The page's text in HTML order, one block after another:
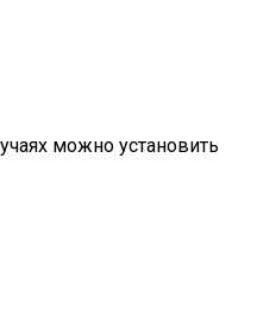
можно установить